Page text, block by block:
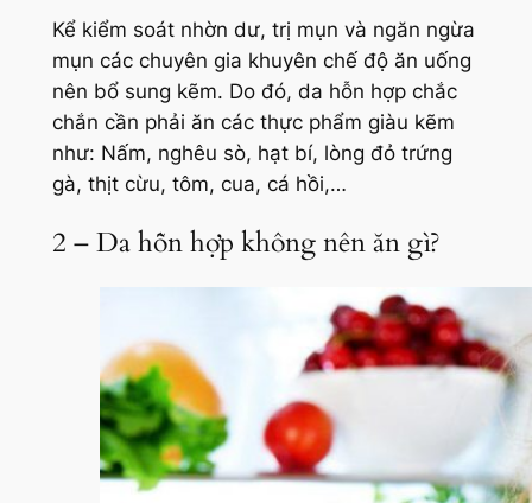
Kể kiểm soát nhờn dư, trị mụn và ngăn ngừa
mụn các chuyên gia khuyên chế độ ăn uống
nên bổ sung kẽm. Do đó, da hỗn hợp chắc
chắn cần phải ăn các thực phẩm giàu kẽm
như: Nấm, nghêu sò, hạt bí, lòng đỏ trứng
gà, thịt cừu, tôm, cua, cá hồi,…
2 – Da hỗn hợp không nên ăn gì?